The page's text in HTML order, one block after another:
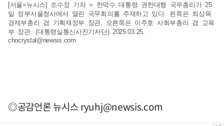
[서울=뉴시스] 조수정 기자 = 한덕수 대통령 권한대행 국무총리가 25
일 정부서울청사에서 열린 국무회의를 주재하고 있다. 왼쪽은 최상목
경제부총리 겸 기획재정부 장관, 오른쪽은 이주호 사회부총리 겸 교육
부 장관. (대통령실통신사진기자단) 2025.03.25.
chocrystal@newsis.com
◎공감언론 뉴시스ryuhj@newsis.com